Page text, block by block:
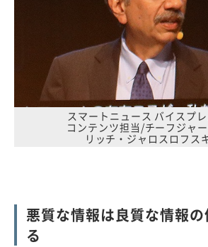
スマートニュース バイスプ
コンテンツ担当/チーフジャ
リッチ・ジャロスロフス
悪質な情報は良質な情報
る